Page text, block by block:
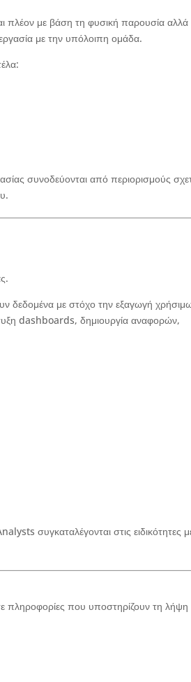
πλέον με βάση τη φυσική παρουσία αλλά
με την υπόλοιπη ομάδα.
συνοδεύονται από περιορισμούς
δεδομένα με στόχο την εξαγωγή
dashboards, δημιουργία αναφορών,
συγκαταλέγονται στις ειδικότητες
πληροφορίες που υποστηρίζουν τη λήψη